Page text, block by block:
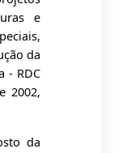
e
da
- RDC
2002,
da